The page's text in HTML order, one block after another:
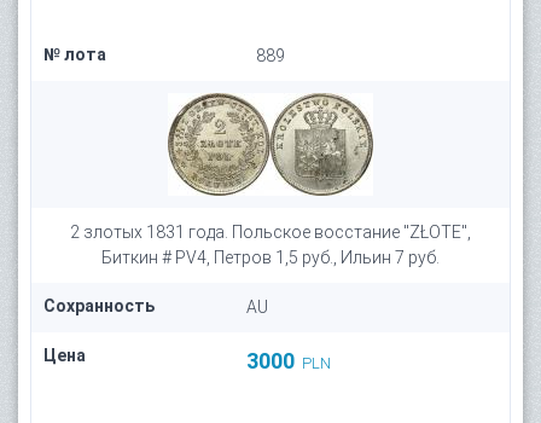
№ лота 889
2 злотых 1831 года. Польское восстание "ZŁOTE",
Биткин # PV4, Петров 1,5 руб., Ильин 7 руб.
Сохранность AU
Цена 3000 PLN